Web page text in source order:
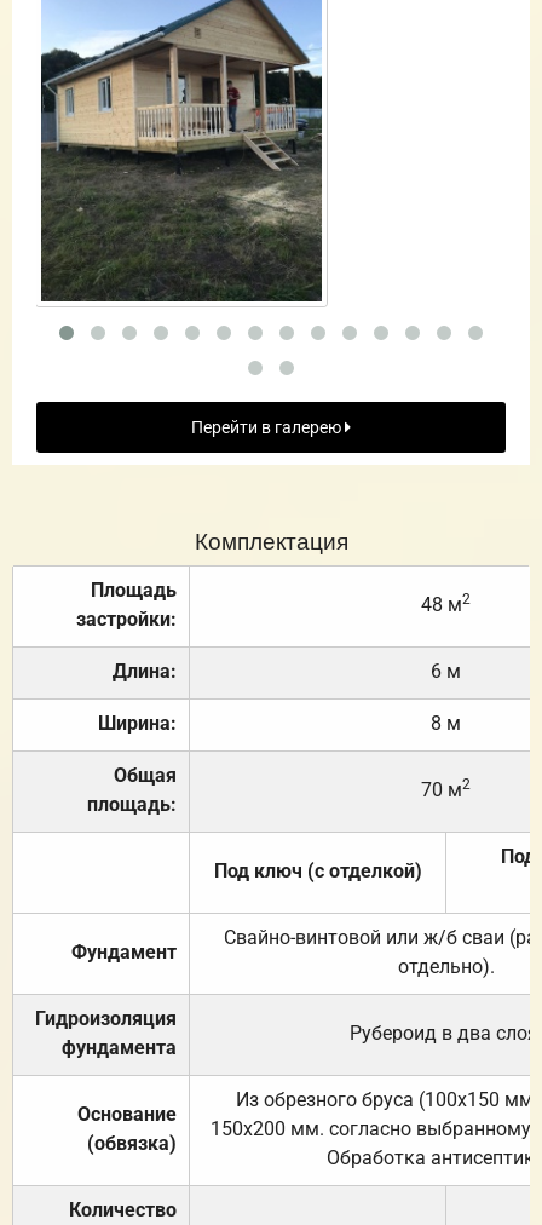
Перейти в галерею
Комплектация
Площадь
застройки:
48 м2
Длина: 6 м
Ширина: 8 м
Общая
площадь:
70 м2
Под ключ (с отделкой)
Под
Фундамент
Свайно-винтовой или ж/б сваи
отдельно).
Гидроизоляция
фундамента
Рубероид в два слоя.
Основание
(обвязка)
Из обрезного бруса (100х150
150х200 мм. согласно выбранному
Обработка
Количество